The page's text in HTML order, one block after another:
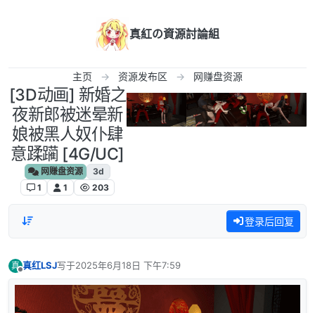
真紅の資源討論組
主页 资源发布区 网赚盘资源
[3D动画] 新婚之
夜新郎被迷晕新
娘被黑人奴仆肆
意蹂躏 [4G/UC]
网赚盘资源
3d
1
1 203
登录后回复
真 真红LSJ写于2025年6月18日 下午7:59
最后由 编辑